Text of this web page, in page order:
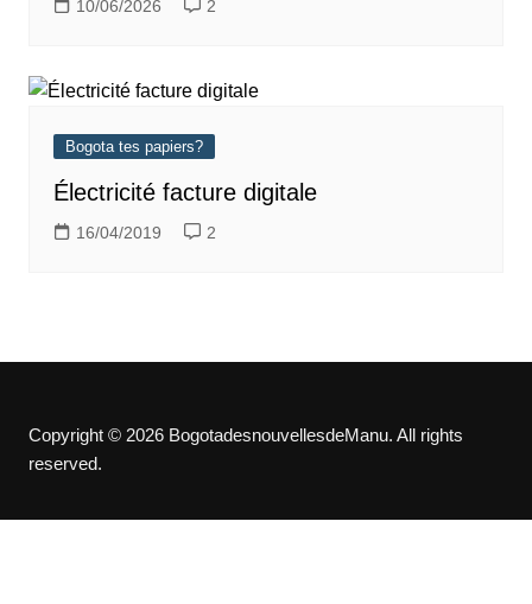
10/06/2026 2
Bogota tes papiers?
Électricité facture digitale
16/04/2019 2
Copyright © 2026 BogotadesnouvellesdeManu. All rights
reserved.